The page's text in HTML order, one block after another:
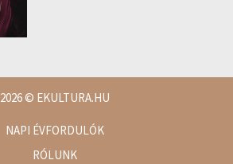
2026© EKULTURA.HU
NAPI ÉVFORDULÓK
RÓLUNK